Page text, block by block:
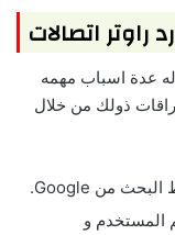
اتصالات
له عدة اسباب مهمه
ذولك من خلال
المستخدم و